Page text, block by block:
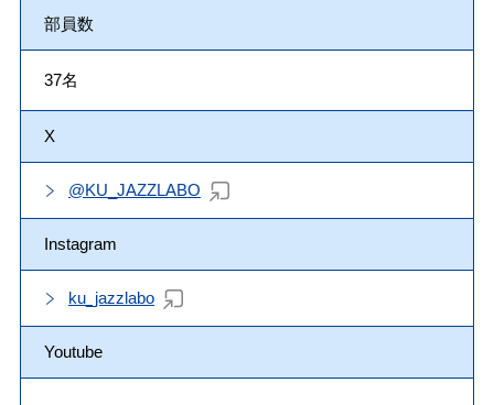
部員数
37名
X
@KU_JAZZLABO
Instagram
ku_jazzlabo
Youtube